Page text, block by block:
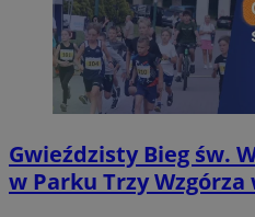
Gwieździsty Bieg św.
w Parku Trzy Wzgórza